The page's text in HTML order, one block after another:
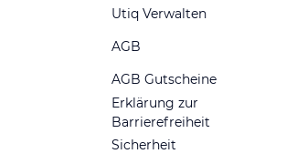
Utiq Verwalten
AGB
AGB Gutscheine
Erklärung zur
Barrierefreiheit
Sicherheit